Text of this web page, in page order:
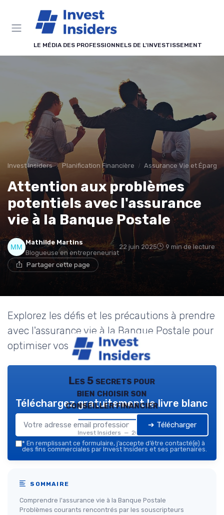
LE MÉDIA DES PROFESSIONNELS DE L'INVESTISSEMENT
Invest Insiders Planification Financière Assurance Vie et
Attention aux problèmes
potentiels avec l'assurance
vie à la Banque Postale
Mathilde Martins
Blogueuse en entrepreneuriat
22 juin 2025 9 min de lecture
Partager cette page
Explorez les défis et les précautions à prendre
avec l'assurance vie à la Banque Postale pour
optimiser vos investissements.
Les 5 secrets pour
bien choisir son
conseiller financier
Invest Insiders — 2026
Téléchargez gratuitement le livre blanc
➔ Télécharger
* En remplissant ce formulaire, j’accepte d’être contacté(e) à
des fins commerciales par Invest Insiders et ses partenaires.
SOMMAIRE
Comprendre l'assurance vie à la Banque Postale
Problèmes courants rencontrés par les souscripteurs